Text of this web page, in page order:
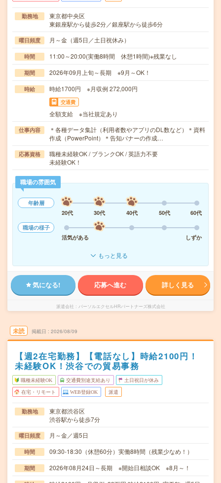
勤務地
東京都中央区
東銀座駅から徒歩2分／銀座駅から徒歩6分
曜日頻度 月～金（週5日／土日祝休み）
時間 11:00～20:00(実働8時間 休憩1時間)※残業なし
期間 2026年09月上旬～長期 ※9月～OK！
時給 時給1700円 ※月収例 272,000円
交通費
全額支給 ※当社規定あり
仕事内容
＊各種データ集計（利用者数やアプリのDL数など）＊資料
作成（PowerPoint）＊告知バナーの作成…
応募資格
職種未経験OK / ブランクOK / 英語力不要
未経験OK！
職場の雰囲気
年齢層
20代
30代 40代 50代
60代
職場の様子
活気がある
しずか
もっと見る
気になる! 応募へ進む 詳しく見る
派遣会社 パーソルエクセルHRパートナーズ株式会社
未読 掲載日 2026/08/09
【週2在宅勤務】【電話なし】時給2100円！
未経験OK！渋谷での貿易事務
職種未経験OK 交通費別途支給あり 土日祝日が休み
在宅・リモート WEB登録OK 派遣
勤務地
東京都渋谷区
渋谷駅から徒歩7分
曜日頻度 月～金／週5日
時間 09:30-18:30（休憩60分）実働8時間（残業少なめ！）
期間 2026年08月24日～長期 ※開始日相談OK ※8月～！